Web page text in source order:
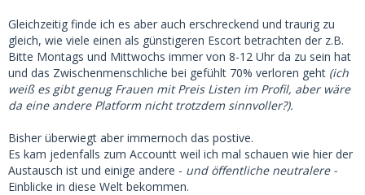
Gleichzeitig finde ich es aber auch erschreckend und traurig zu
gleich, wie viele einen als günstigeren Escort betrachten der z.B.
Bitte Montags und Mittwochs immer von 8-12 Uhr da zu sein hat
und das Zwischenmenschliche bei gefühlt 70% verloren geht (ich
weiß es gibt genug Frauen mit Preis Listen im Profil, aber wäre
da eine andere Platform nicht trotzdem sinnvoller?).
Bisher überwiegt aber immernoch das postive.
Es kam jedenfalls zum Accountt weil ich mal schauen wie hier der
Austausch ist und einige andere - und öffentliche neutralere -
Einblicke in diese Welt bekommen.